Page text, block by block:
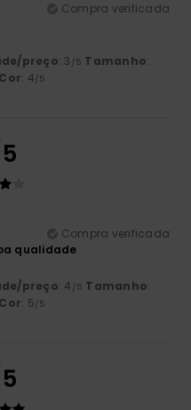
Compra verificada
preço: 3 /5 Tamanho:
Cor: 4/5
Compra verificada
qualidade
preço: 4 /5 Tamanho:
Cor: 5/5